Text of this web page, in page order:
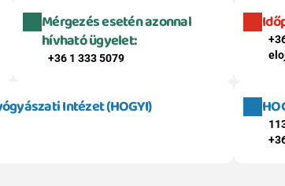
Mérgezés esetén azonnal
hívható ügyelet:
+36 1 333 5079
Intézet (HOGYI)